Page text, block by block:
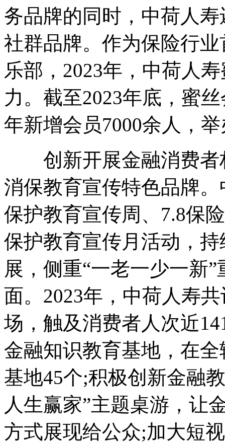
务品牌的同时，中荷人
社群品牌。作为保险行
乐部，2023年，中荷人
力。截至2023年底，蜜
年新增会员7000余人，
创新开展金融消费者
消保教育宣传特色品牌
保护教育宣传周、7.8保
保护教育宣传月活动，
展，侧重“一老一少一新
面。2023年，中荷人寿
场，触及消费者人次近
金融知识教育基地，在
基地45个;积极创新金融
人生赢家”主题桌游，让
方式展现给公众;加大短